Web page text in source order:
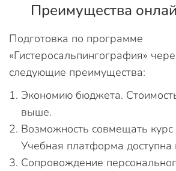
Преимущества
Подготовка по программе
«Гистеросальпингография»
следующие преимущества:
Экономию бюджета.
выше.
Возможность совмещать курс
Учебная платформа доступна
Сопровождение